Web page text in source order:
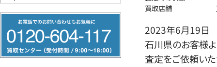
リ
ー
買取店舗
2023年6月19日
石川県のお客様よ
査定をご依頼いた